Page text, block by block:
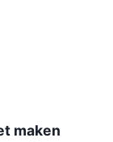
maken